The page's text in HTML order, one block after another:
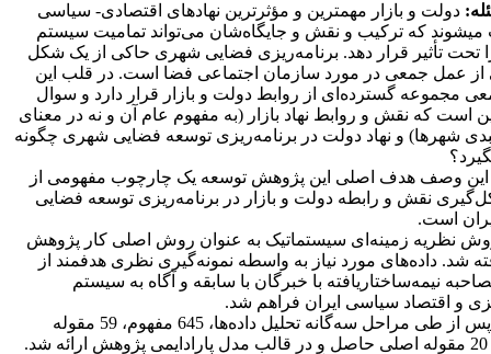
دولت و بازار مهمترین و مؤثرترین نهادهای اقتصادی- سیاسی
که ترکیب و نقش و جایگاه‌شان می‌تواند تمامیت سیستم
تحت تأثیر قرار دهد. برنامه‌ریزی فضایی شهری حاکی از یک شکل
عمل جمعی در مورد سازمان اجتماعی فضا است. در قلب این
مجموعه گسترده‌ای از روابط دولت و بازار قرار دارد و سوال
این است که نقش و روابط نهاد بازار (به مفهوم عام آن و نه در معنای
شهرها) و نهاد دولت در برنامه‌ریزی توسعه فضایی شهری چگونه
این وصف هدف اصلی این پژوهش توسعه یک چارچوب مفهومی از
نقش و رابطه دولت و بازار در برنامه‌ریزی توسعه فضایی
است.
نظریه زمینه‌ای سیستماتیک به عنوان روش اصلی کار پژوهش
شد. داده‌های مورد نیاز به واسطه نمونه‌گیری نظری هدفمند از
نیمه‌ساختاریافته با خبرگان با سابقه و آگاه به سیستم
و اقتصاد سیاسی ایران فراهم شد.
پس از طی مراحل سه‌گانه تحلیل داده‌ها، 645 مفهوم، 59 مقوله